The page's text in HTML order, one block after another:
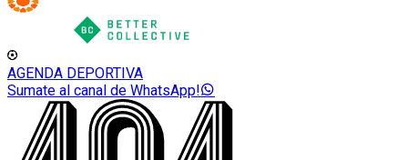
AGENDA DEPORTIVA
Sumate al canal de WhatsApp!